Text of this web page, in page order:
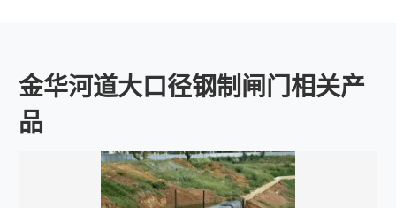
金华河道大口径钢制闸门相关产
品